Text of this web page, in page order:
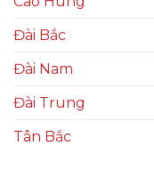
Đài Bắc
Đài Nam
Đài Trung
Tân Bắc